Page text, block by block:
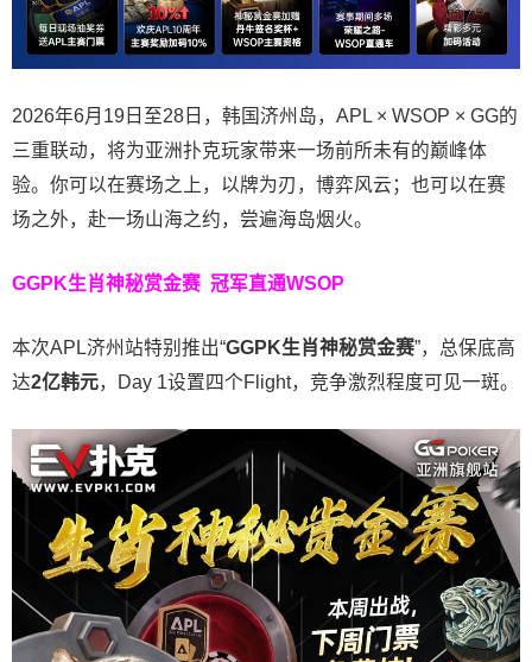
2026年6月19日至28日，韩国济州岛，APL × WSOP × GG的
三重联动，将为亚洲扑克玩家带来一场前所未有的巅峰体
验。 你可以在赛场之上，以牌为刃，博弈风云；也可以在赛
场之外，赴一场山海之约，尝遍海岛烟火。
GGPK生肖神秘赏金赛 冠军直通WSOP
本次APL济州站特别推出“GGPK生肖神秘赏金赛”，总保底高
达2亿韩元，Day 1设置四个Flight，竞争激烈程度可见一斑。